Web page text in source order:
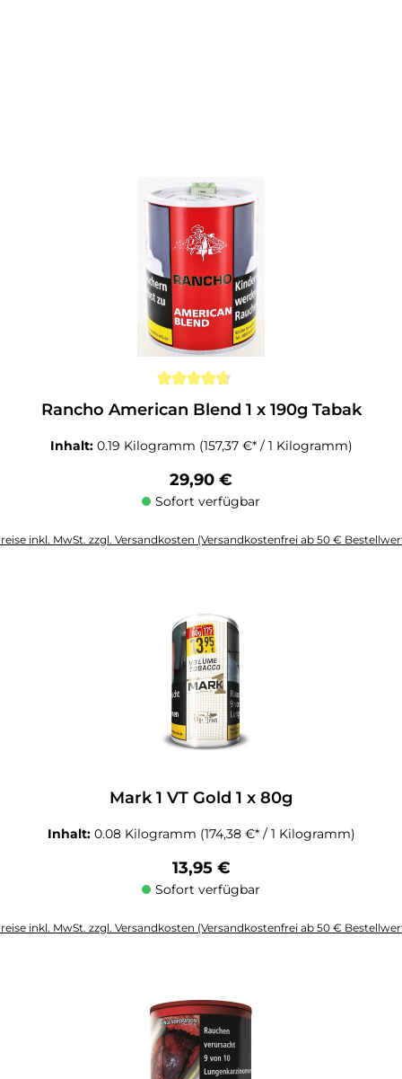
Rancho American Blend 1 x 190g Tabak
Inhalt: 0.19 Kilogramm (157,37 €* / 1 Kilogramm)
Regulärer Preis:
29,90 €
Sofort verfügbar
inkl. MwSt. zzgl. Versandkosten (Versandkostenfrei ab 50 €
Mark 1 VT Gold 1 x 80g
Inhalt: 0.08 Kilogramm (174,38 €* / 1 Kilogramm)
Regulärer Preis:
13,95 €
Sofort verfügbar
inkl. MwSt. zzgl. Versandkosten (Versandkostenfrei ab 50 €